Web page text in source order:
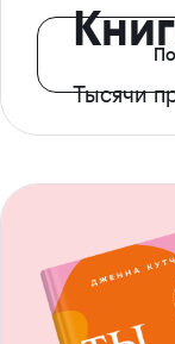
Тысячи
с